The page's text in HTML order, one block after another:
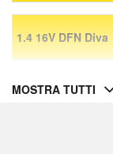
1.4 16V DFN Diva
MOSTRA TUTTI